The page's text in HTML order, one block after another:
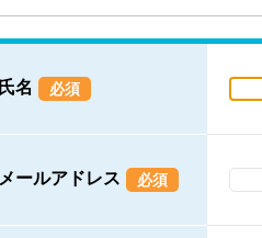
氏名 必須
メールアドレス 必須